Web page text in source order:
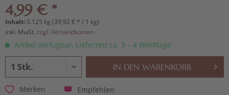
4,99 € *
Inhalt:0.125 kg (39,92 € * / 1 kg)
inkl. MwSt. zzgl. Versandkosten
Artikel verfügbar, Lieferzeit ca. 3 – 4 Werktage
IN DEN WARENKORB
Merken Empfehlen